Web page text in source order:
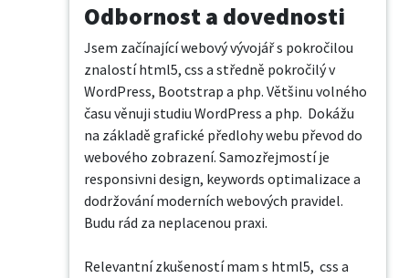
Odbornost a dovednosti
Jsem začínající webový vývojář s pokročilou
znalostí html5, css a středně pokročilý v
WordPress, Bootstrap a php. Většinu volného
času věnuji studiu WordPress a php.  Dokážu
na základě grafické předlohy webu převod do
webového zobrazení. Samozřejmostí je
responsivni design, keywords optimalizace a
dodržování moderních webových pravidel.
Budu rád za neplacenou praxi.
Relevantní zkušeností mam s html5,  css a